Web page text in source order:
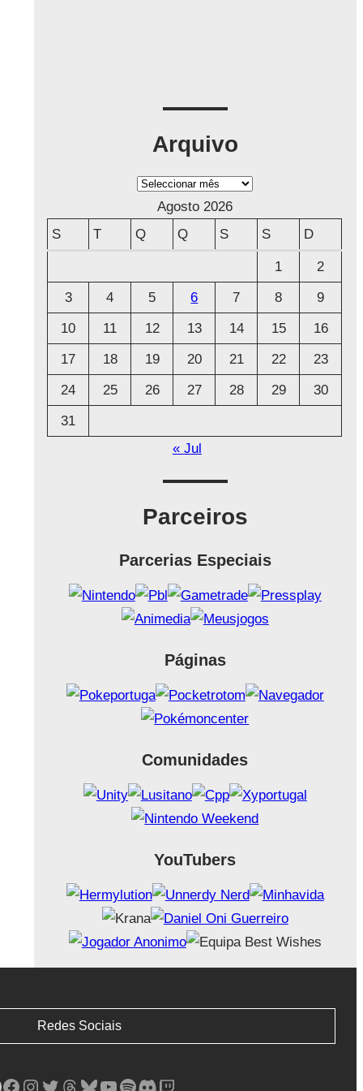
Arquivo
A
q
Agosto 2026
S
T Q Q S S D
1
2
3
4 5 6 7 8
9
10
11 12 13 14 15
16
17
18 19 20 21 22
23
24
25 26 27 28 29
30
31
« Jul
Parceiros
Parcerias Especiais
Páginas
Comunidades
YouTubers
Redes Sociais
Facebook Instagram Twitter Threads Bluesky YouTube Spotify Discord Twitch